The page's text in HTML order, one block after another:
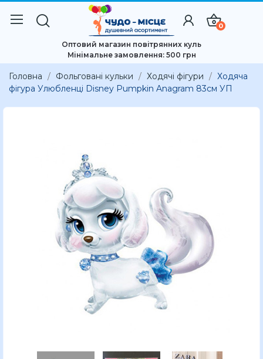
0
Оптовий магазин повітрянних куль
Мінімальне замовлення: 500 грн
Головна Фольговані кульки Ходячі фігури
Ходяча
фігура Улюбленці Disney Pumpkin Anagram 83см УП